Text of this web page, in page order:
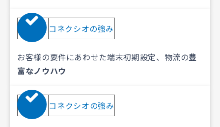
02 コネクシオの強み
お客様の要件にあわせた端末初期設定、物流の豊
富なノウハウ
03 コネクシオの強み